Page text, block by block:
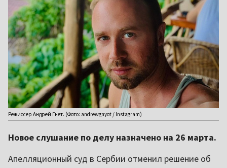
Режиссер Андрей Гнет. (Фото: andrewgnyot / Instagram)
Новое слушание по делу назначено на 26 марта.
Апелляционный суд в Сербии отменил решение об